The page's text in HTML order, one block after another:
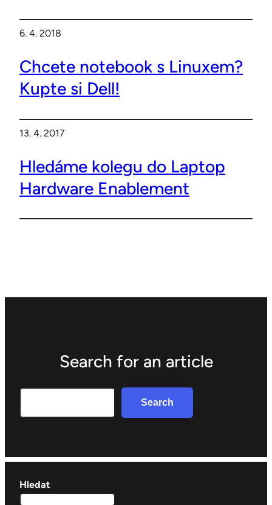
6. 4. 2018
Chcete notebook s Linuxem?
Kupte si Dell!
13. 4. 2017
Hledáme kolegu do Laptop
Hardware Enablement
Search for an article
Search
Hledat